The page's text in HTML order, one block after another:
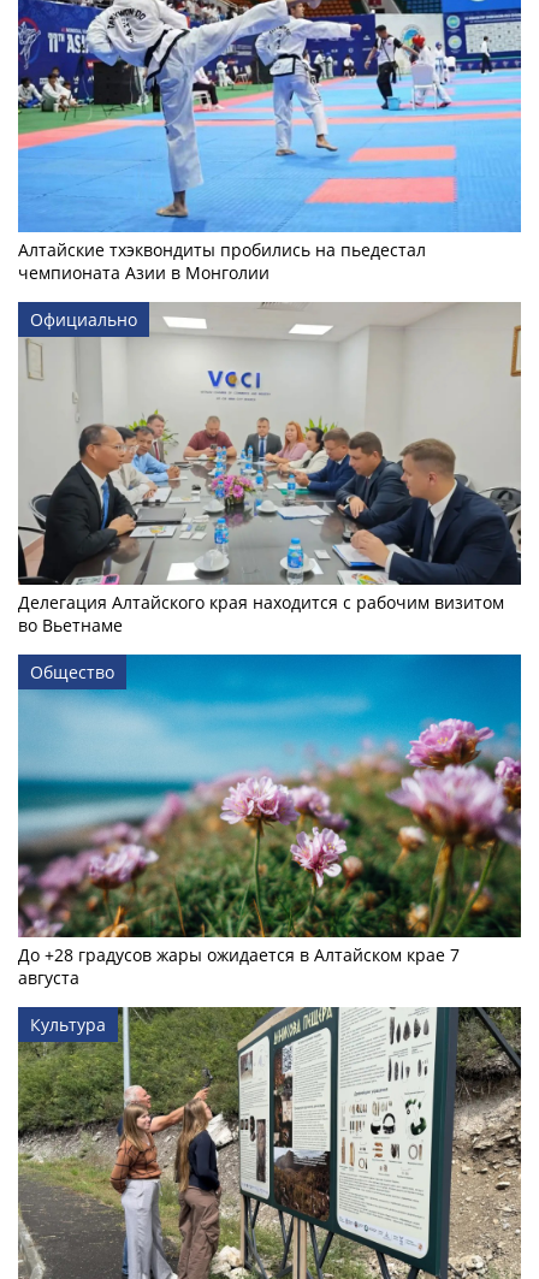
Алтайские тхэквондиты пробились на пьедестал
чемпионата Азии в Монголии
Официально
Делегация Алтайского края находится с рабочим визитом
во Вьетнаме
Общество
До +28 градусов жары ожидается в Алтайском крае 7
августа
Культура